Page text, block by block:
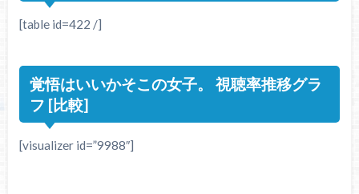
[table id=422 /]
覚悟はいいかそこの女子。 視聴率推移グラ
フ [比較]
[visualizer id=”9988″]